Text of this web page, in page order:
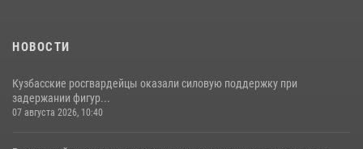
НОВОСТИ
Кузбасские росгвардейцы оказали силовую поддержку при
задержании фигур...
07 августа 2026, 10:40